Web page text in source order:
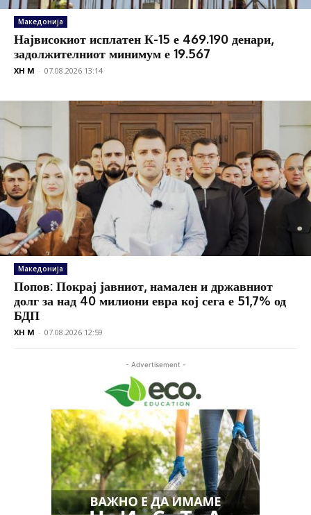
Македонија
Највисокиот исплатен К-15 е 469.190 денари,
задолжителниот минимум е 19.567
XH M - 07.08.2026 13:14
Македонија
Попов: Покрај јавниот, намален и државниот
долг за над 40 милиони евра кој сега е 51,7% од
БДП
XH M - 07.08.2026 12:59
- Advertisement -